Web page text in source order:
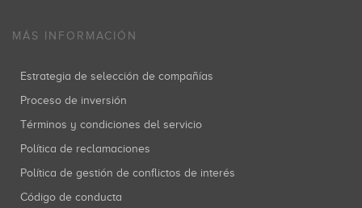
MÁS INFORMACIÓN
Estrategia de selección de compañías
Proceso de inversión
Términos y condiciones del servicio
Política de reclamaciones
Política de gestión de conflictos de interés
Código de conducta